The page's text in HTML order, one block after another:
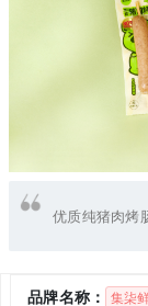
优质纯猪肉烤
品牌名称： 集柒